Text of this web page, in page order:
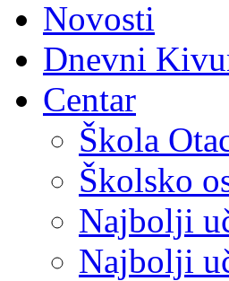
Novosti
Dnevni
Centar
Škola
Školsko
Najbolji
Najbolji